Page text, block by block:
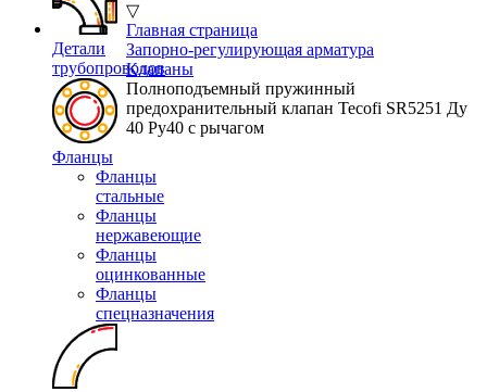
Детали
трубопроводов
Фланцы
Фланцы
стальные
Фланцы
нержавеющие
Фланцы
оцинкованные
Фланцы
спецназначения
▽
Главная страница
Запорно-регулирующая арматура
Клапаны
Полноподъемный пружинный
предохранительный клапан Tecofi SR5251 Ду
40 Ру40 с рычагом